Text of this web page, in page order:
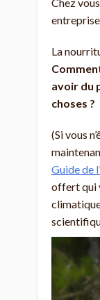
entreprise
La
avoir du
choses ?
(Si vous
Guide de
offert qui